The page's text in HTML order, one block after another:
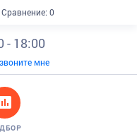
Сравнение: 0
- 18:00
мне